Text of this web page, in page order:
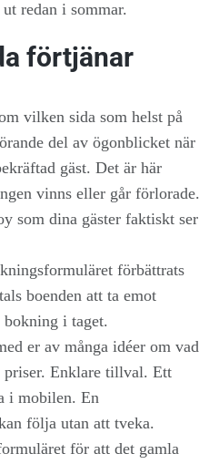
redan i sommar.
förtjänar
vilken sida som helst på
del av ögonblicket när
gäst. Det är här
vinns eller går förlorade.
som dina gäster faktiskt ser
förbättrats
boenden att ta emot
i taget.
er av många idéer om vad
priser. Enklare tillval. Ett
i mobilen. En
följa utan att tveka.
för att det gamla